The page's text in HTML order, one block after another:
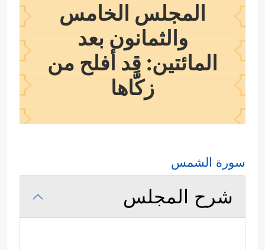
المجلس الخامس
والثمانون بعد
المائتين: قد أفلح من
زكَّاها
سورة الشمس
شرح المجلس